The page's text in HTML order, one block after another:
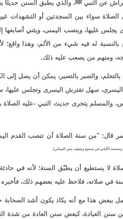
عن النبي ﷺ، والذي يطبق السنن حديثًا
سواء بين السجدتين أو التشهدات غير
عليها، وينصب اليمنى، ويثني أصابعها
له فيه شيء من الألم، وهذا
ومنهم من يصعب عليه ذلك.
بالتحلم، والصبر بالتصبر، يمكن أن يصل
اليسرى، سهل تفترش اليسرى وتجلس
والمسلم يتحرى حديث النبي -عليه
قال: "من سنة الصلاة أن تنصب القدم
لا يستطيع أن يطبّق السنة؛ لأنه في حادثة
في صلاته، فلاحظ عليه بعضهم ذلك،
ببعض هذا مع أنه يكاد يكون أشد الصحابة
سنن العبادة، كبعض سنن العادة من شدة